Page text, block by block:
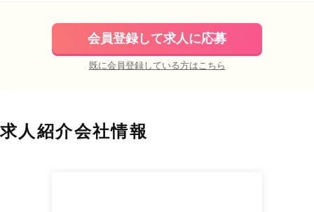
会員登録して求人に応募
既に会員登録している方はこちら
求人紹介会社情報